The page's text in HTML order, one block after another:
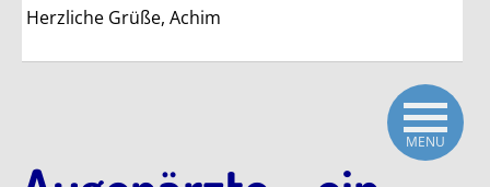
Herzliche Grüße, Achim
MENU